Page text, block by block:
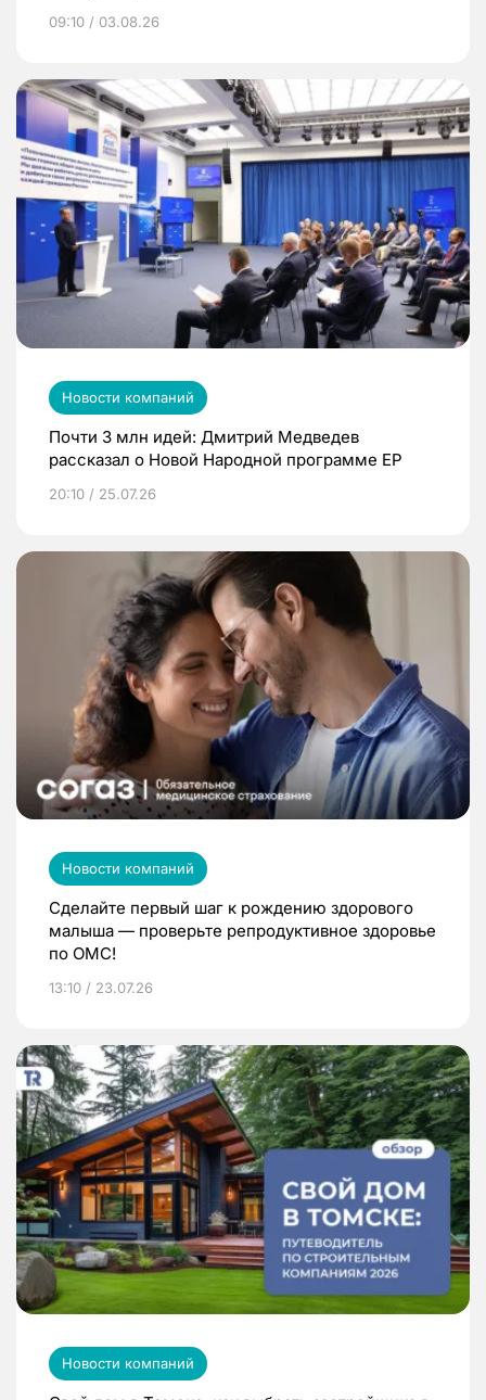
09:10 / 03.08.26
Новости компаний
Почти 3 млн идей: Дмитрий Медведев
рассказал о Новой Народной программе ЕР
20:10 / 25.07.26
Новости компаний
Сделайте первый шаг к рождению здорового
малыша — проверьте репродуктивное здоровье
по ОМС!
13:10 / 23.07.26
Новости компаний